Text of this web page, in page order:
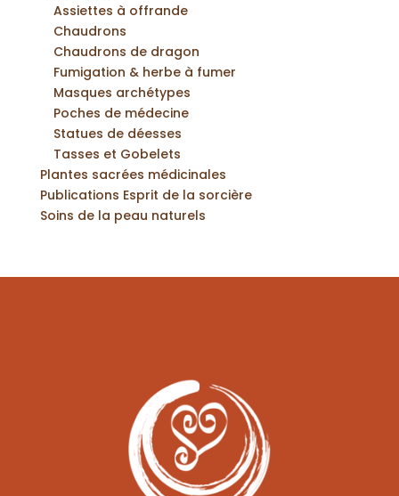
Assiettes à offrande
Chaudrons
Chaudrons de dragon
Fumigation & herbe à fumer
Masques archétypes
Poches de médecine
Statues de déesses
Tasses et Gobelets
Plantes sacrées médicinales
Publications Esprit de la sorcière
Soins de la peau naturels